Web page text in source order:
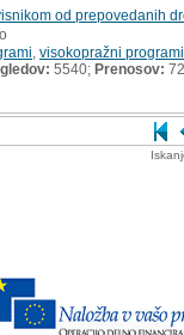
od prepovedanih
visokopražni programi
5540; Prenosov: 72